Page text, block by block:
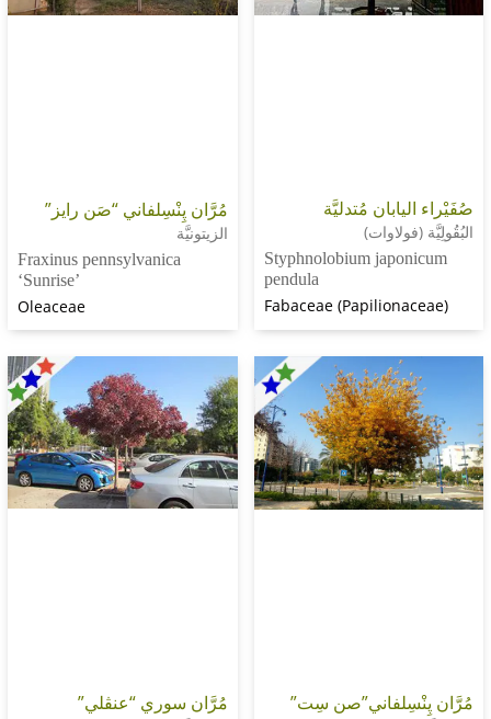
مُتدليَّة
Styphnolobium
Fabaceae
مُرَّان پِنْسِلفاني “صَن رايز”
Fraxinus pennsylvanica
سِت” مُرَّان سوري “عنڤلي”